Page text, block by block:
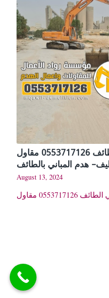
مقاول هدم مباني في الطائف 0553717126 مقاول
هدم المباني بالطائف
August 13, 2024